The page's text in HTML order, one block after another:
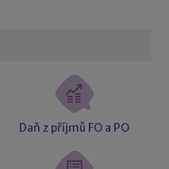
Daň z příjmů FO a PO